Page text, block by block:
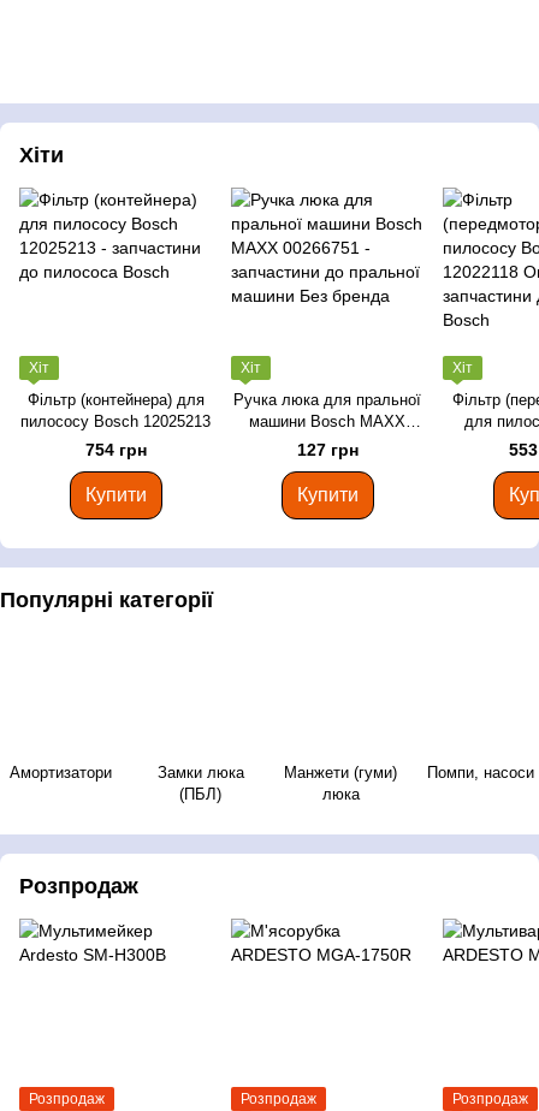
Хіти
Хіт
Фільтр (контейнера) для
пилососу Bosch 12025213
754 грн
Купити
Хіт
Ручка люка для пральної
машини Bosch MAXX
00266751
127 грн
Купити
Хіт
Фільтр
для
Популярні категорії
Амортизатори
Замки люка
(ПБЛ)
Манжети (гуми)
люка
Помпи, насоси
Розпродаж
Розпродаж Розпродаж Розпродаж